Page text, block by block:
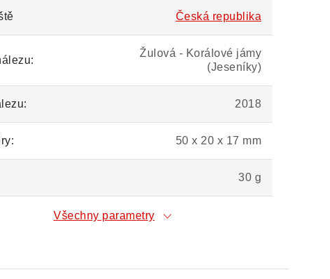
Česká republika
Žulová - Korálové jámy
(Jeseníky)
2018
50 x 20 x 17 mm
30 g
Všechny parametry